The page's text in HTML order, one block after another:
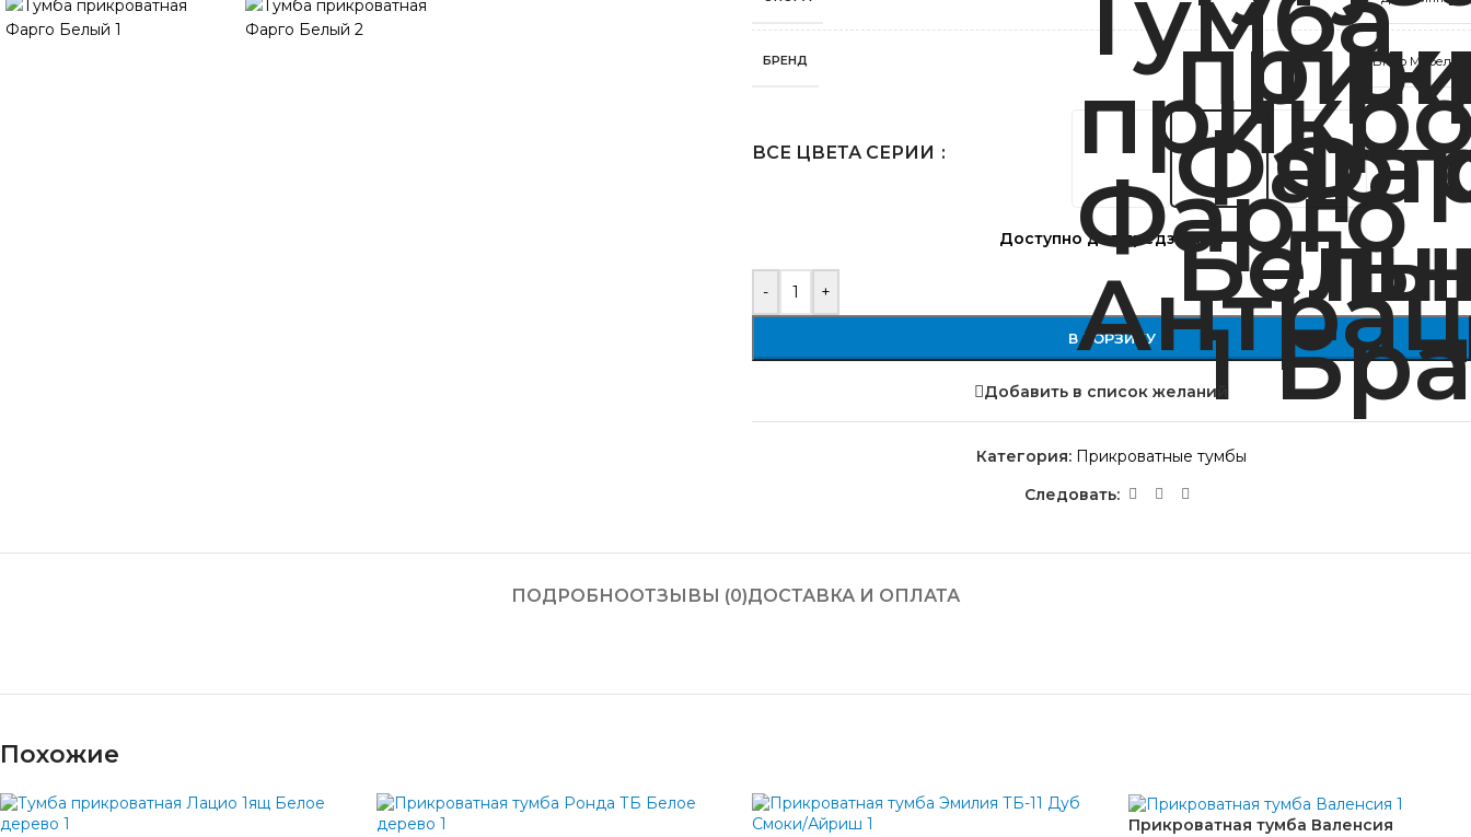
БРЕНД Bravo Мебель
ВСЕ ЦВЕТА СЕРИИ
Доступно для предзаказа
- +
В КОРЗИНУ
Добавить в список желаний
Категория: Прикроватные тумбы
Следовать:
ПОДРОБНООТЗЫВЫ (0)ДОСТАВКА И ОПЛАТА
Похожие
Прикроватная тумба Валенсия